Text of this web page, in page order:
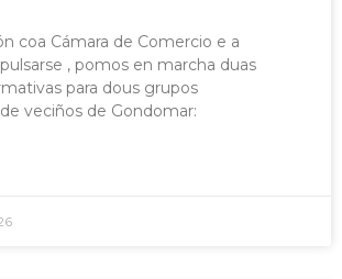
coa Cámara de Comercio e a
, pomos en marcha duas
para dous grupos
veciños de Gondomar: